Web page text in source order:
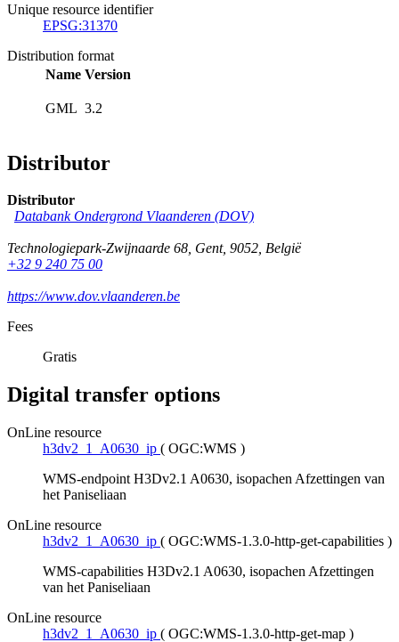
Unique resource identifier
EPSG:31370
Distribution format
Name Version
GML 3.2
Distributor
Distributor
Databank Ondergrond Vlaanderen (DOV)
Technologiepark-Zwijnaarde 68, Gent, 9052, België
+32 9 240 75 00
https://www.dov.vlaanderen.be
Fees
Gratis
Digital transfer options
OnLine resource
h3dv2_1_A0630_ip ( OGC:WMS )
WMS-endpoint H3Dv2.1 A0630, isopachen Afzettingen van
het Paniseliaan
OnLine resource
h3dv2_1_A0630_ip ( OGC:WMS-1.3.0-http-get-capabilities )
WMS-capabilities H3Dv2.1 A0630, isopachen Afzettingen
van het Paniseliaan
OnLine resource
h3dv2_1_A0630_ip ( OGC:WMS-1.3.0-http-get-map )